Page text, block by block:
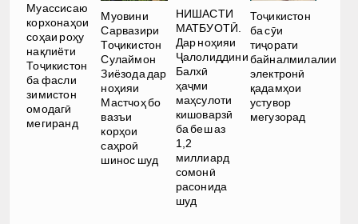
Муассисаю
корхонаҳои
соҳаи роҳу
нақлиёти
Тоҷикистон
ба фасли
зимистон
омодагӣ
мегиранд
Муовини
Сарвазири
Тоҷикистон
Сулаймон
Зиёзода дар
ноҳияи
Мастчоҳ бо
вазъи
корҳои
саҳроӣ
шинос шуд
НИШАСТИ
МАТБУОТӢ.
Дар ноҳияи
Ҷалолиддини
Балхӣ
ҳаҷми
маҳсулоти
кишоварзӣ
ба беш аз
1,2
миллиард
сомонӣ
расонида
шуд
Тоҷикистон
ба сӯи
тиҷорати
байналмилалии
электронӣ
қадамҳои
устувор
мегузорад